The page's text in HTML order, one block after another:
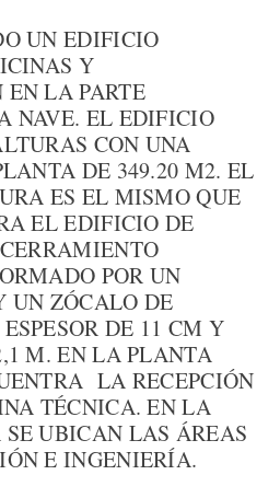
UN EDIFICIO
Y
LA PARTE
NAVE. EL EDIFICIO
CON UNA
DE 349.20 M2. EL
ES EL MISMO QUE
EL EDIFICIO DE
POR UN
UN ZÓCALO DE
DE 11 CM Y
M. EN LA PLANTA
LA RECEPCIÓN
TÉCNICA. EN LA
UBICAN LAS ÁREAS
E INGENIERÍA.